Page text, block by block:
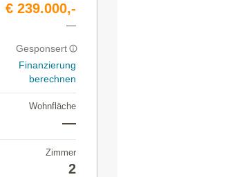
€ 239.000,-
—
Gesponsert
Finanzierung
berechnen
Wohnfläche
—
Zimmer
2